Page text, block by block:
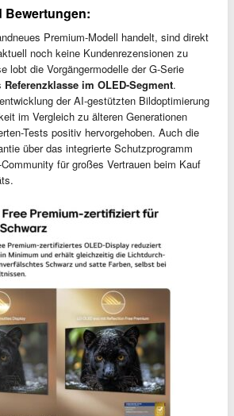
Bewertungen:
Premium-Modell handelt, sind direkt
noch keine Kundenrezensionen zu
lobt die Vorgängermodelle der G-Serie
Referenzklasse im OLED-Segment.
der AI-gestützten Bildoptimierung
im Vergleich zu älteren Generationen
Tests positiv hervorgehoben. Auch die
über das integrierte Schutzprogramm
für großes Vertrauen beim Kauf